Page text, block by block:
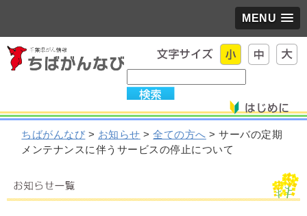
MENU
ちばがんなび > お知らせ >全ての方へ > サーバの定期
メンテナンスに伴うサービスの停止について